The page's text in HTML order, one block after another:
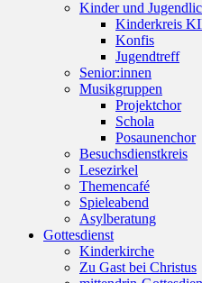
Kinder und
Kinderkreis
Konfis
Jugendtreff
Senior:innen
Musikgruppen
Projektchor
Schola
Posaunenchor
Besuchsdienstkreis
Lesezirkel
Themencafé
Spieleabend
Asylberatung
Gottesdienst
Kinderkirche
Zu Gast bei Christus